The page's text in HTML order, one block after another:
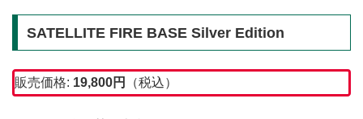
SATELLITE FIRE BASE Silver Edition
販売価格: 19,800円 （税込）